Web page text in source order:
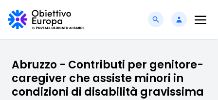
Abruzzo - Contributi per genitore-
caregiver che assiste minori in
condizioni di disabilità gravissima